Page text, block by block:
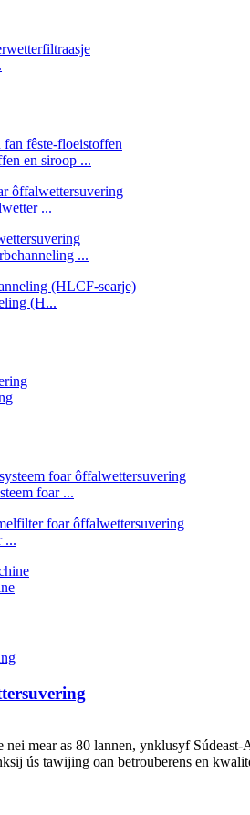
en siroop ...
...
...
(H...
foar ...
...
nei mear as 80 lannen, ynklusyf
ús tawijing oan betrouberens en